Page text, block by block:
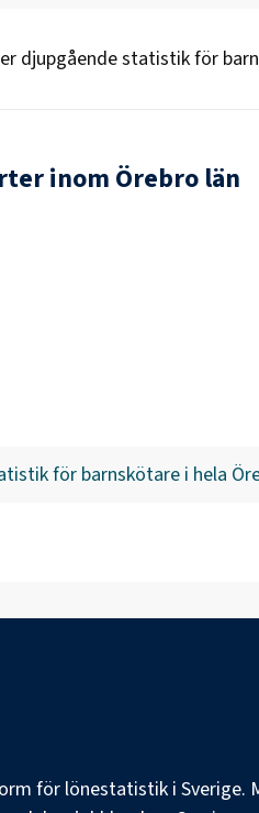
djupgående statistik för
inom Örebro län
för barnskötare i hela
för lönestatistik i